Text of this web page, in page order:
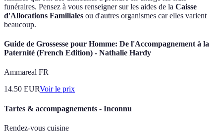
funéraires. Pensez à vous renseigner sur les aides de la Caisse
d'Allocations Familiales ou d'autres organismes car elles varient
beaucoup.
Guide de Grossesse pour Homme: De l'Accompagnement à la
Paternité (French Edition) - Nathalie Hardy
Ammareal FR
14.50 EURVoir le prix
Tartes & accompagnements - Inconnu
Rendez-vous cuisine